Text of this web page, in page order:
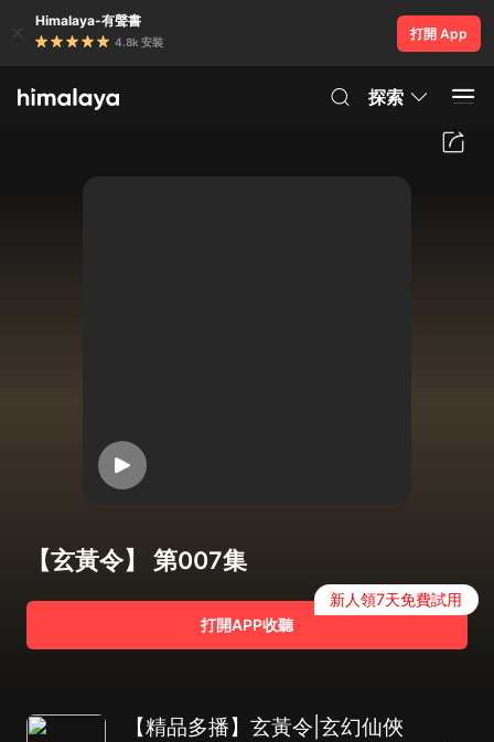
Himalaya-有聲書
4.8k 安裝
打開 App
探索
【玄黃令】 第007集
打開APP收聽
新人領7天免費試用
【精品多播】玄黃令|玄幻仙俠